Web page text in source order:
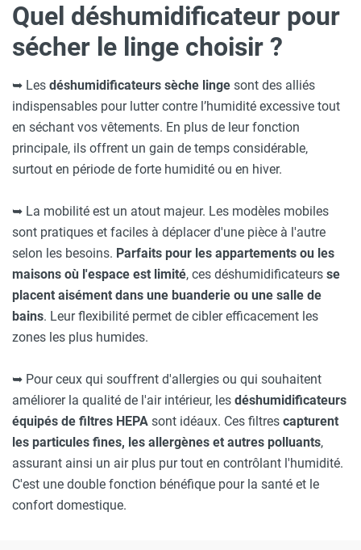
Quel déshumidificateur pour
sécher le linge choisir ?
➥ Les déshumidificateurs sèche linge sont des alliés
indispensables pour lutter contre l’humidité excessive tout
en séchant vos vêtements. En plus de leur fonction
principale, ils offrent un gain de temps considérable,
surtout en période de forte humidité ou en hiver.
➥ La mobilité est un atout majeur. Les modèles mobiles
sont pratiques et faciles à déplacer d'une pièce à l'autre
selon les besoins. Parfaits pour les appartements ou les
maisons où l'espace est limité, ces déshumidificateurs se
placent aisément dans une buanderie ou une salle de
bains. Leur flexibilité permet de cibler efficacement les
zones les plus humides.
➥ Pour ceux qui souffrent d'allergies ou qui souhaitent
améliorer la qualité de l'air intérieur, les déshumidificateurs
équipés de filtres HEPA sont idéaux. Ces filtres capturent
les particules fines, les allergènes et autres polluants,
assurant ainsi un air plus pur tout en contrôlant l'humidité.
C'est une double fonction bénéfique pour la santé et le
confort domestique.